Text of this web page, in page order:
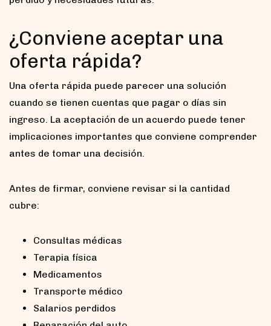
¿Conviene aceptar una
oferta rápida?
Una oferta rápida puede parecer una solución
cuando se tienen cuentas que pagar o días sin
ingreso. La aceptación de un acuerdo puede tener
implicaciones importantes que conviene comprender
antes de tomar una decisión.
Antes de firmar, conviene revisar si la cantidad
cubre:
Consultas médicas
Terapia física
Medicamentos
Transporte médico
Salarios perdidos